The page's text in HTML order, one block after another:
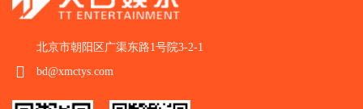
北京市朝阳区广渠东路1号院3-2-1
bd@xmctys.com